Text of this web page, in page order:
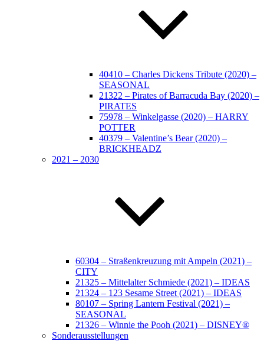
40410 – Charles Dickens Tribute (2020) –
SEASONAL
21322 – Pirates of Barracuda Bay (2020) –
PIRATES
75978 – Winkelgasse (2020) – HARRY
POTTER
40379 – Valentine’s Bear (2020) –
BRICKHEADZ
2021 – 2030
60304 – Straßenkreuzung mit Ampeln (2021) –
CITY
21325 – Mittelalter Schmiede (2021) – IDEAS
21324 – 123 Sesame Street (2021) – IDEAS
80107 – Spring Lantern Festival (2021) –
SEASONAL
21326 – Winnie the Pooh (2021) – DISNEY®
Sonderausstellungen